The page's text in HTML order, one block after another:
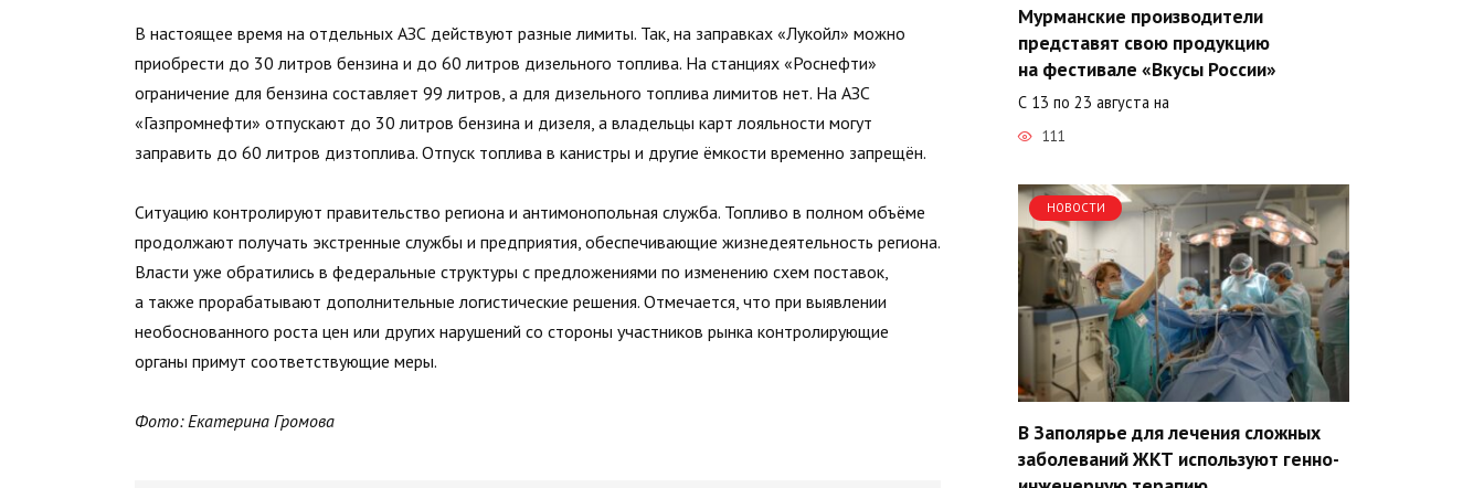
В настоящее время на отдельных АЗС действуют разные лимиты. Так, на заправках «Лукойл» можно
приобрести до 30 литров бензина и до 60 литров дизельного топлива. На станциях «Роснефти»
ограничение для бензина составляет 99 литров, а для дизельного топлива лимитов нет. На АЗС
«Газпромнефти» отпускают до 30 литров бензина и дизеля, а владельцы карт лояльности могут
заправить до 60 литров дизтоплива. Отпуск топлива в канистры и другие ёмкости временно запрещён.
Ситуацию контролируют правительство региона и антимонопольная служба. Топливо в полном объёме
продолжают получать экстренные службы и предприятия, обеспечивающие жизнедеятельность региона.
Власти уже обратились в федеральные структуры с предложениями по изменению схем поставок,
а также прорабатывают дополнительные логистические решения. Отмечается, что при выявлении
необоснованного роста цен или других нарушений со стороны участников рынка контролирующие
органы примут соответствующие меры.
Фото: Екатерина Громова
Мурманские производители
представят свою продукцию
на фестивале «Вкусы России»
С 13 по 23 августа на
111
НОВОСТИ
В Заполярье для лечения сложных
заболеваний ЖКТ используют генно-